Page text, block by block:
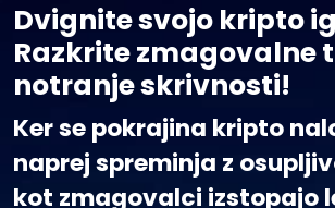
Dvignite svojo kripto
Razkrite zmagovalne
notranje skrivnosti!
Ker se pokrajina kripto
naprej spreminja z
kot zmagovalci izstopajo